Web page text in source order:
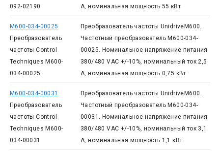
092-02190 А, номинальная мощность 55 кВт
M600-034-00025
Преобразователь
частоты Control
Techniques M600-
034-00025
Преобразователь частоты UnidriveM600.
Частотный преобразователь M600-034-
00025. Номинальное напряжение питания
380/480 VAC +/-10%, номинальный ток 2,5
А, номинальная мощность 0,75 кВт
M600-034-00031
Преобразователь
частоты Control
Techniques M600-
034-00031
Преобразователь частоты UnidriveM600.
Частотный преобразователь M600-034-
00031. Номинальное напряжение питания
380/480 VAC +/-10%, номинальный ток 3,1
А, номинальная мощность 1,1 кВт